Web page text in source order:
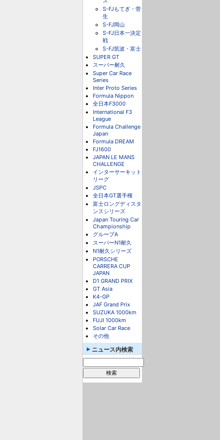
S-FJもてぎ・菅
生
S-FJ岡山
S-FJ日本一決定
戦
S-FJ筑波・富士
SUPER GT
スーパー耐久
Super Car Race
Series
Inter Proto Series
Formula Nippon
全日本F3000
International F3
League
Formula Challenge
Japan
Formula DREAM
FJ1600
JAPAN LE MANS
CHALLENGE
インターサーキット
リーグ
JSPC
全日本GT選手権
富士ロングディスタ
ンスシリーズ
Japan Touring Car
Championship
グループA
スーパーN1耐久
N1耐久シリーズ
PORSCHE
CARRERA CUP
JAPAN
D1 GRAND PRIX
GT Asia
K4-GP
JAF Grand Prix
SUZUKA 1000km
FUJI 1000km
Solar Car Race
その他
ニュース内検索